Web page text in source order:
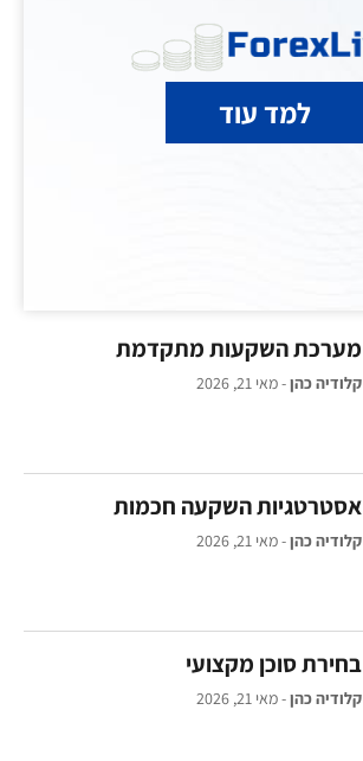
למד עוד
מערכת השקעות מתקדמת
קלודיה כהן מאי 21, 2026
אסטרטגיות השקעה חכמות
קלודיה כהן מאי 21, 2026
בחירת סוכן מקצועי
קלודיה כהן מאי 21, 2026